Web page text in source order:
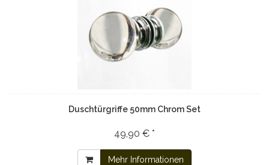
Duschtürgriffe 50mm Chrom Set
49,90 € *
Mehr Informationen